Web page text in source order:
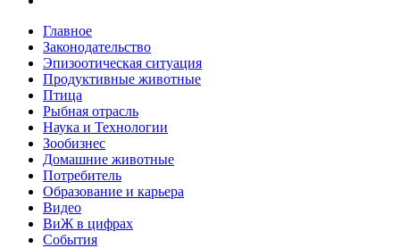
Главное
Законодательство
Эпизоотическая ситуация
Продуктивные животные
Птица
Рыбная отрасль
Наука и Технологии
Зообизнес
Домашние животные
Потребитель
Образование и карьера
Видео
ВиЖ в цифрах
События